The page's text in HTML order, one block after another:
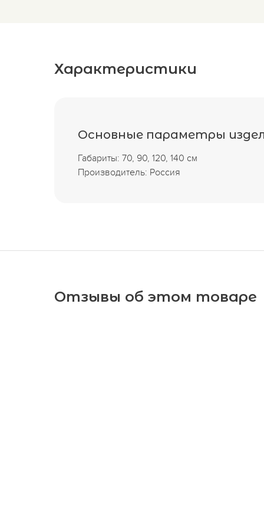
Характеристики
Основные параметры
Габариты: 70, 90, 120, 140 см
Производитель: Россия
Отзывы об этом товаре